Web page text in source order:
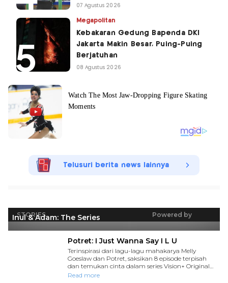
07 Agustus 2026
Megapolitan
Kebakaran Gedung Bapenda DKI
Jakarta Makin Besar, Puing-Puing
Berjatuhan
08 Agustus 2026
Telusuri berita news lainnya